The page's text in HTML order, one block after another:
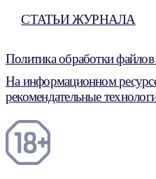
СТАТЬИ ЖУРНАЛА
Политика обработки
На информационном
рекомендательные